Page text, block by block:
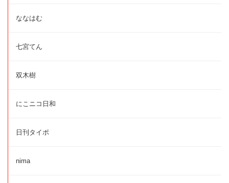
ななはむ
七宮てん
双木樹
にこニコ日和
日刊タイポ
nima